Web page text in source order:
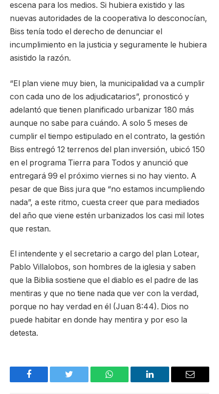
escena para los medios. Si hubiera existido y las
nuevas autoridades de la cooperativa lo desconocían,
Biss tenía todo el derecho de denunciar el
incumplimiento en la justicia y seguramente le hubiera
asistido la razón.
“El plan viene muy bien, la municipalidad va a cumplir
con cada uno de los adjudicatarios”, pronosticó y
adelantó que tienen planificado urbanizar 180 más
aunque no sabe para cuándo. A solo 5 meses de
cumplir el tiempo estipulado en el contrato, la gestión
Biss entregó 12 terrenos del plan inversión, ubicó 150
en el programa Tierra para Todos y anunció que
entregará 99 el próximo viernes si no hay viento. A
pesar de que Biss jura que “no estamos incumpliendo
nada”, a este ritmo, cuesta creer que para mediados
del año que viene estén urbanizados los casi mil lotes
que restan.
El intendente y el secretario a cargo del plan Lotear,
Pablo Villalobos, son hombres de la iglesia y saben
que la Biblia sostiene que el diablo es el padre de las
mentiras y que no tiene nada que ver con la verdad,
porque no hay verdad en él (Juan 8:44). Dios no
puede habitar en donde hay mentira y por eso la
detesta.
Facebook Twitter WhatsApp LinkedIn Email